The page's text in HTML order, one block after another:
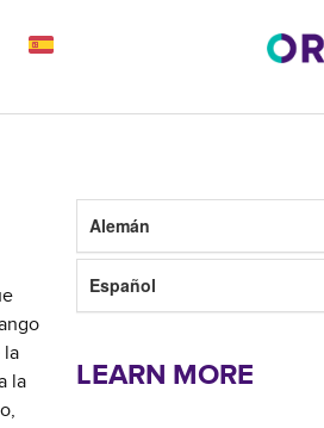
la
la
Alemán
Español
LEARN MORE